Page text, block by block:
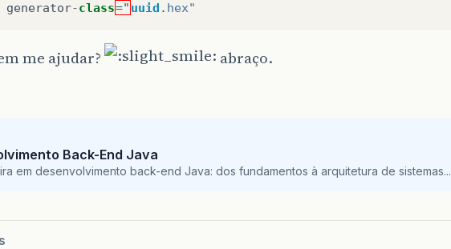
generator-class=" uuid . hex"
me ajudar? abraço.
Back-End Java
em desenvolvimento back-end Java: dos fundamentos à arquitetura de sistemas...